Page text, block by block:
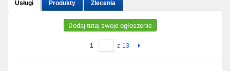
Usługi Produkty Zlecenia
Dodaj tutaj swoje ogłoszenie
1 z 13
Katowice